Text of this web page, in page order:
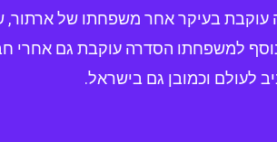
בסך הכל. הסדרה עוקבת בעיקר אחר משפחתו של
למשפחתו הסדרה עוקבת גם אחרי
לעולם וכמובן גם בישראל.